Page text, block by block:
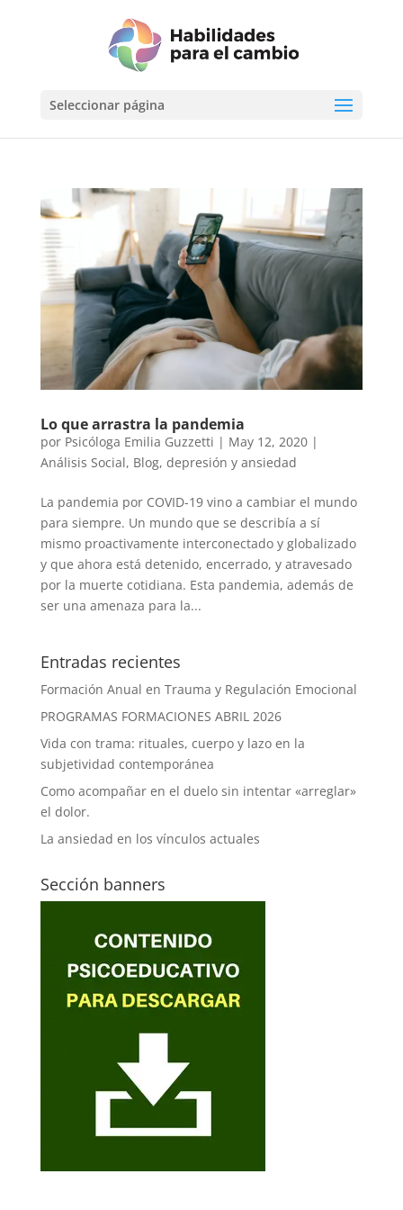
Seleccionar página
Lo que arrastra la pandemia
por Psicóloga Emilia Guzzetti | May 12, 2020|
Análisis Social, Blog, depresión y ansiedad
La pandemia por COVID-19 vino a cambiar el mundo
para siempre. Un mundo que se describía a sí
mismo proactivamente interconectado y globalizado
y que ahora está detenido, encerrado, y atravesado
por la muerte cotidiana. Esta pandemia, además de
ser una amenaza para la...
Entradas recientes
Formación Anual en Trauma y Regulación Emocional
PROGRAMAS FORMACIONES ABRIL 2026
Vida con trama: rituales, cuerpo y lazo en la
subjetividad contemporánea
Como acompañar en el duelo sin intentar «arreglar»
el dolor.
La ansiedad en los vínculos actuales
Sección banners